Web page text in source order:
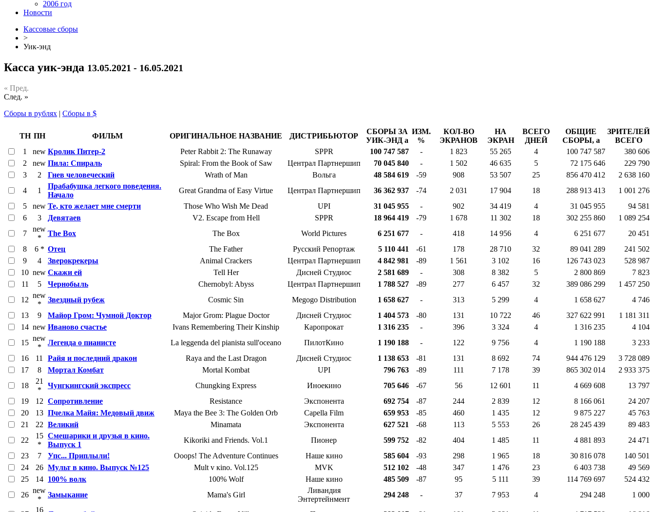
2006 год
Новости
Кассовые сборы
>
Уик-энд
Касса уик-энда 13.05.2021 - 16.05.2021
« Пред.
След. »
Сборы в рублях | Сборы в $
ТН ПН ФИЛЬМ ОРИГИНАЛЬНОЕ НАЗВАНИЕ ДИСТРИБЬЮТОР
СБОРЫ ЗА
УИК-ЭНД a
ИЗМ.
%
КОЛ-ВО
ЭКРАНОВ
НА
ЭКРАН
ВСЕГО
ДНЕЙ
ОБЩИЕ
СБОРЫ, a
ЗРИТЕЛЕЙ
ВСЕГО
1
new Кролик Питер-2 Peter Rabbit 2: The Runaway SPPR 100 747 587 - 1 823 55 265 4 100 747 587
380 606
2
new Пила: Спираль Spiral: From the Book of Saw Централ Партнершип 70 045 840 - 1 502 46 635 5 72 175 646
229 790
3
2 Гнев человеческий Wrath of Man Вольга 48 584 619 -59 908 53 507 25 856 470 412
2 638 160
4
1
Прабабушка легкого поведения.
Начало
Great Grandma of Easy Virtue Централ Партнершип 36 362 937 -74 2 031 17 904 18 288 913 413
1 001 276
5
new Те, кто желает мне смерти Those Who Wish Me Dead UPI 31 045 955 - 902 34 419 4 31 045 955
94 581
6
3 Девятаев V2. Escape from Hell SPPR 18 964 419 -79 1 678 11 302 18 302 255 860
1 089 254
7
new
*
The Box The Box World Pictures 6 251 677 - 418 14 956 4 6 251 677
20 451
8
6 * Отец The Father Русский Репортаж 5 110 441 -61 178 28 710 32 89 041 289
241 502
9
4 Зверокрекеры Animal Crackers Централ Партнершип 4 842 981 -89 1 561 3 102 16 126 743 023
528 987
10 new Скажи ей Tell Her Дисней Студиос 2 581 689 - 308 8 382 5 2 800 869
7 823
11
5 Чернобыль Chernobyl: Abyss Централ Партнершип 1 788 527 -89 277 6 457 32 389 086 299
1 457 250
12
new
*
Звездный рубеж Cosmic Sin Megogo Distribution 1 658 627 - 313 5 299 4 1 658 627
4 746
13
9 Майор Гром: Чумной Доктор Major Grom: Plague Doctor Дисней Студиос 1 404 573 -80 131 10 722 46 327 622 991
1 181 311
14 new Иваново счастье Ivans Remembering Their Kinship Каропрокат 1 316 235 - 396 3 324 4 1 316 235
4 104
15
new
*
Легенда о пианисте La leggenda del pianista sull'oceano ПилотКино 1 190 188 - 122 9 756 4 1 190 188
3 233
16
11 Райя и последний дракон Raya and the Last Dragon Дисней Студиос 1 138 653 -81 131 8 692 74 944 476 129
3 728 089
17
8 Мортал Комбат Mortal Kombat UPI 796 763 -89 111 7 178 39 865 302 014
2 933 375
18
21
*
Чунгкингский экспресс Chungking Express Иноекино 705 646 -67 56 12 601 11 4 669 608
13 797
19
12 Сопротивление Resistance Экспонента 692 754 -87 244 2 839 12 8 166 061
24 207
20
13 Пчелка Майя: Медовый движ Maya the Bee 3: The Golden Orb Capella Film 659 953 -85 460 1 435 12 9 875 227
45 763
21
22 Великий Minamata Экспонента 627 521 -68 113 5 553 26 28 245 439
89 483
22
15
*
Смешарики и друзья в кино.
Выпуск 1
Kikoriki and Friends. Vol.1 Пионер 599 752 -82 404 1 485 11 4 881 893
24 471
23
7 Упс... Приплыли! Ooops! The Adventure Continues Наше кино 585 604 -93 298 1 965 18 30 816 078
140 501
24
26 Мульт в кино. Выпуск №125 Mult v кino. Vol.125 MVK 512 102 -48 347 1 476 23 6 403 738
49 569
25
14 100% волк 100% Wolf Наше кино 485 509 -87 95 5 111 39 114 769 697
524 432
26
new
*
Замыкание Mama's Girl
Ливандия
Энтертейнмент
294 248 - 37 7 953 4 294 248 1 000
16